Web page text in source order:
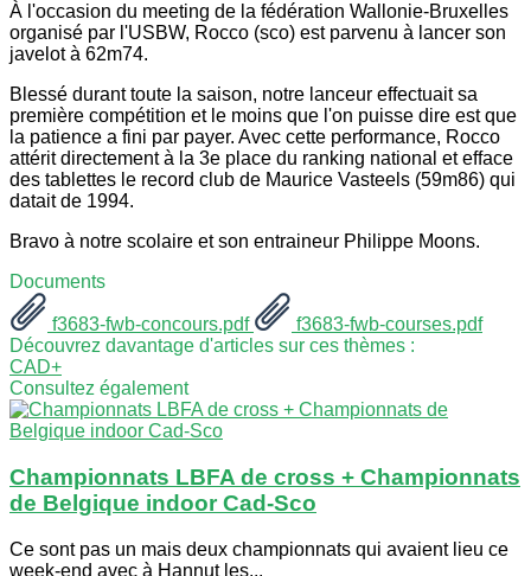
À l'occasion du meeting de la fédération Wallonie-Bruxelles
organisé par l'USBW, Rocco (sco) est parvenu à lancer son
javelot à 62m74.
Blessé durant toute la saison, notre lanceur effectuait sa
première compétition et le moins que l'on puisse dire est que
la patience a fini par payer. Avec cette performance, Rocco
attérit directement à la 3e place du ranking national et efface
des tablettes le record club de Maurice Vasteels (59m86) qui
datait de 1994.
Bravo à notre scolaire et son entraineur Philippe Moons.
Documents
f3683-fwb-concours.pdf
f3683-fwb-courses.pdf
Découvrez davantage d'articles sur ces thèmes :
CAD+
Consultez également
Championnats LBFA de cross + Championnats
de Belgique indoor Cad-Sco
Ce sont pas un mais deux championnats qui avaient lieu ce
week-end avec à Hannut les...